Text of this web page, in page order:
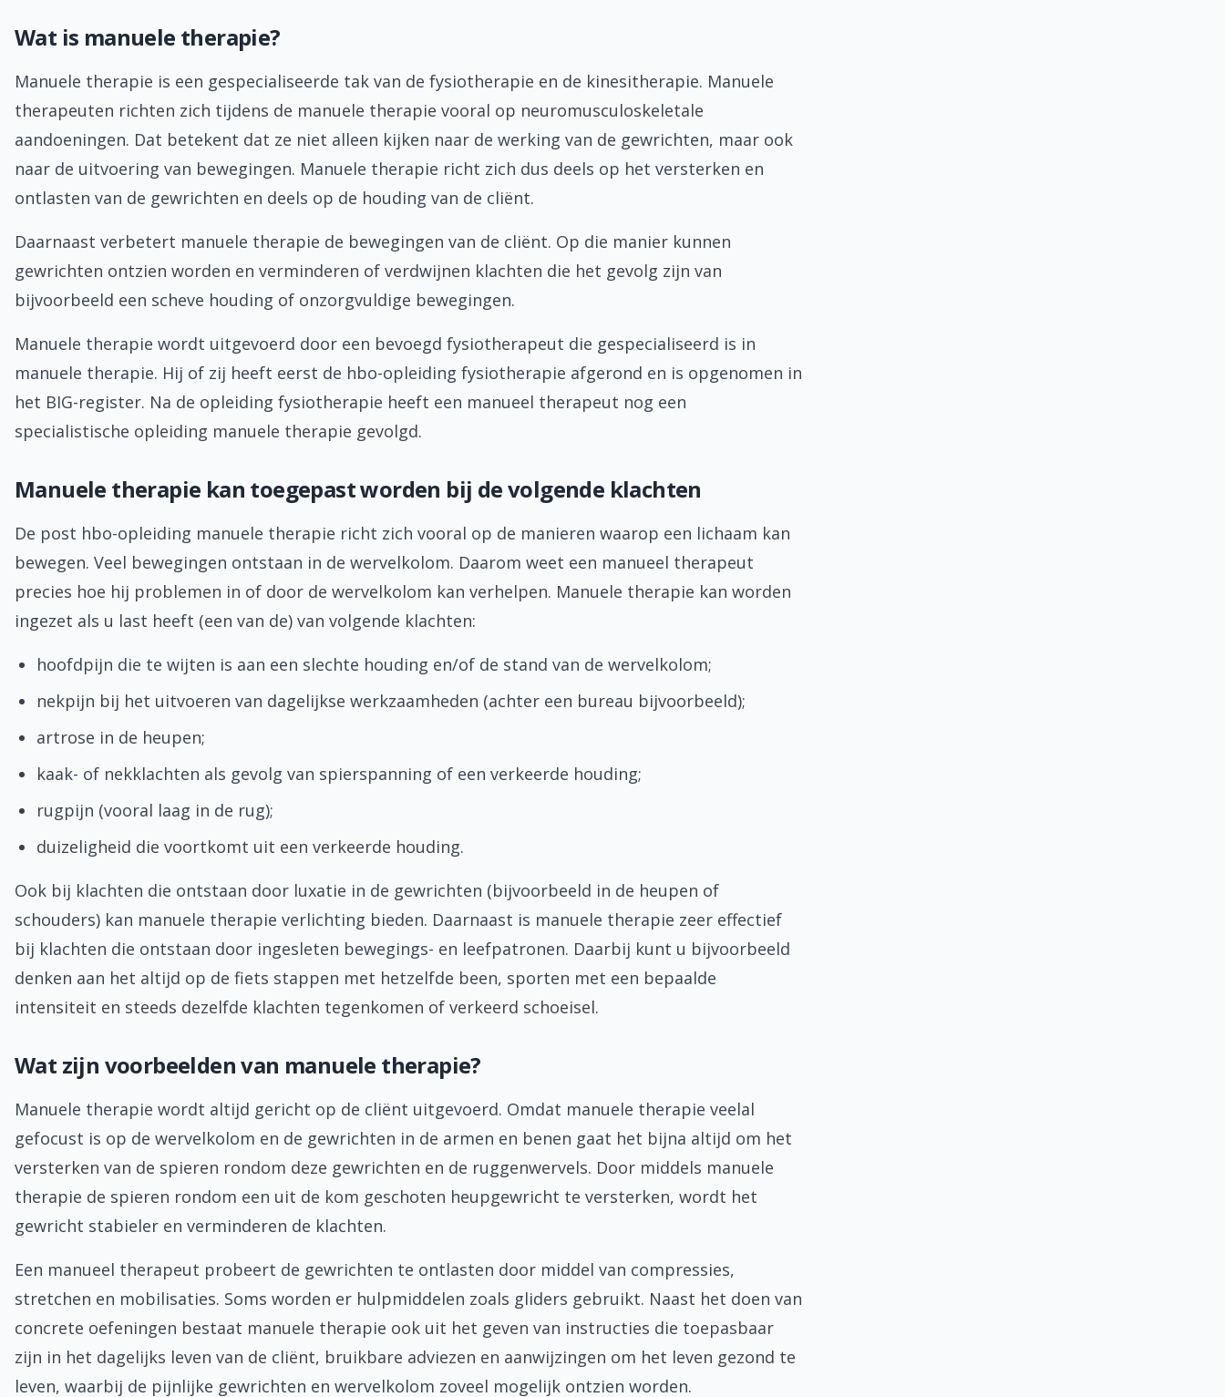
Wat is manuele therapie?
Manuele therapie is een gespecialiseerde tak van de fysiotherapie en de kinesitherapie. Manuele
therapeuten richten zich tijdens de manuele therapie vooral op neuromusculoskeletale
aandoeningen. Dat betekent dat ze niet alleen kijken naar de werking van de gewrichten, maar ook
naar de uitvoering van bewegingen. Manuele therapie richt zich dus deels op het versterken en
ontlasten van de gewrichten en deels op de houding van de cliënt.
Daarnaast verbetert manuele therapie de bewegingen van de cliënt. Op die manier kunnen
gewrichten ontzien worden en verminderen of verdwijnen klachten die het gevolg zijn van
bijvoorbeeld een scheve houding of onzorgvuldige bewegingen.
Manuele therapie wordt uitgevoerd door een bevoegd fysiotherapeut die gespecialiseerd is in
manuele therapie. Hij of zij heeft eerst de hbo-opleiding fysiotherapie afgerond en is opgenomen in
het BIG-register. Na de opleiding fysiotherapie heeft een manueel therapeut nog een
specialistische opleiding manuele therapie gevolgd.
Manuele therapie kan toegepast worden bij de volgende klachten
De post hbo-opleiding manuele therapie richt zich vooral op de manieren waarop een lichaam kan
bewegen. Veel bewegingen ontstaan in de wervelkolom. Daarom weet een manueel therapeut
precies hoe hij problemen in of door de wervelkolom kan verhelpen. Manuele therapie kan worden
ingezet als u last heeft (een van de) van volgende klachten:
hoofdpijn die te wijten is aan een slechte houding en/of de stand van de wervelkolom;
nekpijn bij het uitvoeren van dagelijkse werkzaamheden (achter een bureau bijvoorbeeld);
artrose in de heupen;
kaak- of nekklachten als gevolg van spierspanning of een verkeerde houding;
rugpijn (vooral laag in de rug);
duizeligheid die voortkomt uit een verkeerde houding.
Ook bij klachten die ontstaan door luxatie in de gewrichten (bijvoorbeeld in de heupen of
schouders) kan manuele therapie verlichting bieden. Daarnaast is manuele therapie zeer effectief
bij klachten die ontstaan door ingesleten bewegings- en leefpatronen. Daarbij kunt u bijvoorbeeld
denken aan het altijd op de fiets stappen met hetzelfde been, sporten met een bepaalde
intensiteit en steeds dezelfde klachten tegenkomen of verkeerd schoeisel.
Wat zijn voorbeelden van manuele therapie?
Manuele therapie wordt altijd gericht op de cliënt uitgevoerd. Omdat manuele therapie veelal
gefocust is op de wervelkolom en de gewrichten in de armen en benen gaat het bijna altijd om het
versterken van de spieren rondom deze gewrichten en de ruggenwervels. Door middels manuele
therapie de spieren rondom een uit de kom geschoten heupgewricht te versterken, wordt het
gewricht stabieler en verminderen de klachten.
Een manueel therapeut probeert de gewrichten te ontlasten door middel van compressies,
stretchen en mobilisaties. Soms worden er hulpmiddelen zoals gliders gebruikt. Naast het doen van
concrete oefeningen bestaat manuele therapie ook uit het geven van instructies die toepasbaar
zijn in het dagelijks leven van de cliënt, bruikbare adviezen en aanwijzingen om het leven gezond te
leven, waarbij de pijnlijke gewrichten en wervelkolom zoveel mogelijk ontzien worden.